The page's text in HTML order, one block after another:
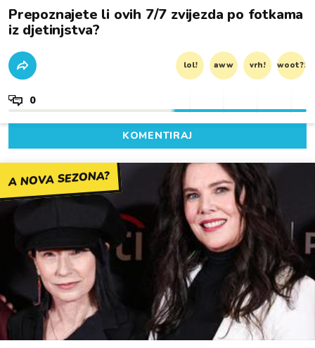
Prepoznajete li ovih 7/7 zvijezda po fotkama
iz djetinjstva?
lol! aww vrh! woot?!
0
KOMENTIRAJ
A NOVA SEZONA?